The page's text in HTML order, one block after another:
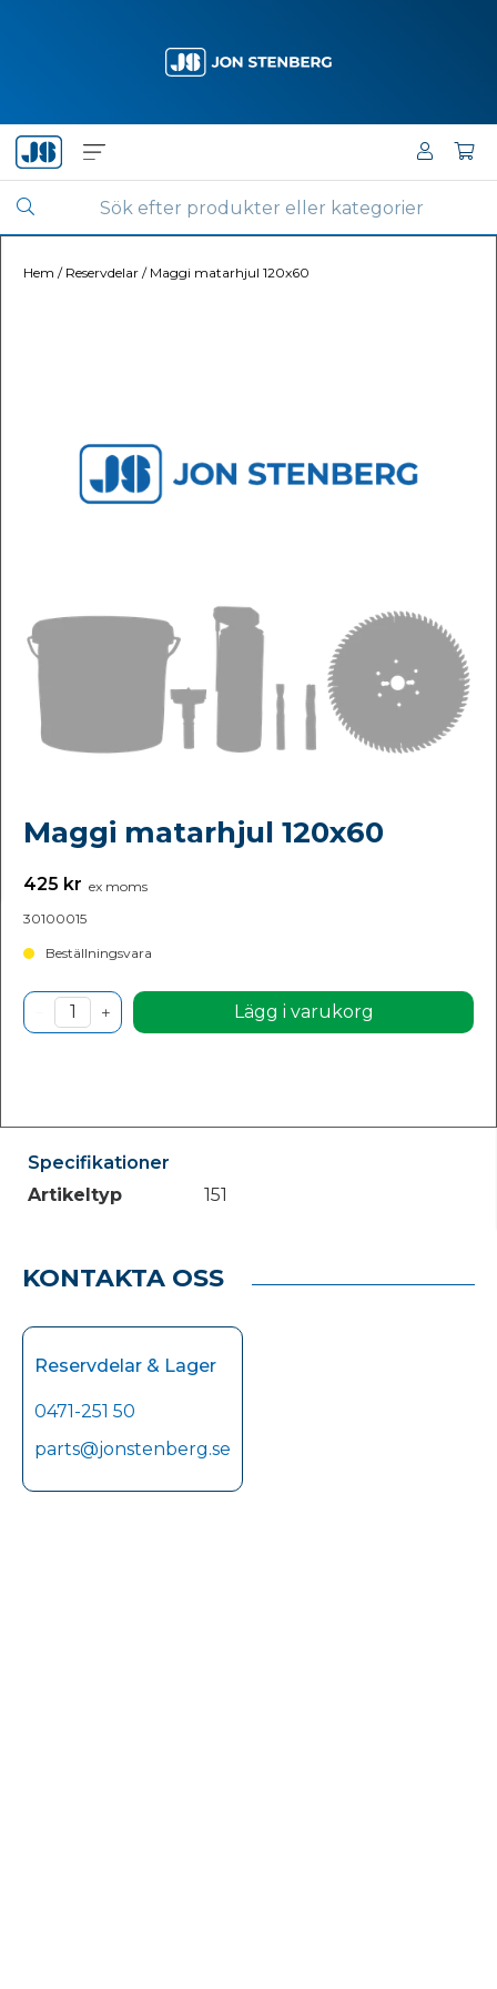
Hem / Reservdelar / Maggi matarhjul 120x60
Maggi matarhjul 120x60
425 kr ex moms
30100015
Beställningsvara
Lägg i varukorg
Specifikationer
Artikeltyp
151
KONTAKTA OSS
Reservdelar & Lager
0471-251 50
parts@jonstenberg.se